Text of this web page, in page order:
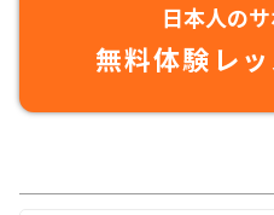
日本人の
無料体験レ